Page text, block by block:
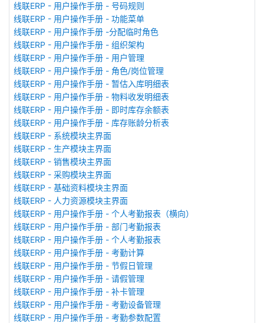
线联ERP - 用户操作手册 - 号码规则
线联ERP - 用户操作手册 - 功能菜单
线联ERP - 用户操作手册 -分配临时角色
线联ERP - 用户操作手册 - 组织架构
线联ERP - 用户操作手册 - 用户管理
线联ERP - 用户操作手册 - 角色/岗位管理
线联ERP - 用户操作手册 - 暂估入库明细表
线联ERP - 用户操作手册 - 物料收发明细表
线联ERP - 用户操作手册 - 即时库存余额表
线联ERP - 用户操作手册 - 库存账龄分析表
线联ERP - 系统模块主界面
线联ERP - 生产模块主界面
线联ERP - 销售模块主界面
线联ERP - 采购模块主界面
线联ERP - 基础资料模块主界面
线联ERP - 人力资源模块主界面
线联ERP - 用户操作手册 - 个人考勤报表（横向）
线联ERP - 用户操作手册 - 部门考勤报表
线联ERP - 用户操作手册 - 个人考勤报表
线联ERP - 用户操作手册 - 考勤计算
线联ERP - 用户操作手册 - 节假日管理
线联ERP - 用户操作手册 - 请假管理
线联ERP - 用户操作手册 - 补卡管理
线联ERP - 用户操作手册 - 考勤设备管理
线联ERP - 用户操作手册 - 考勤参数配置